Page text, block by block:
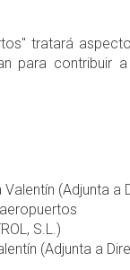
tratará
para contribuir
(Adjunta a
S.L.)
(Adjunta a